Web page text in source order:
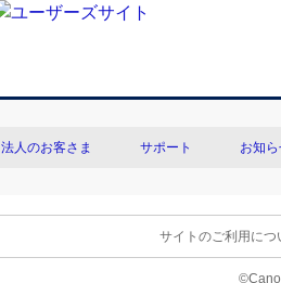
法人のお客さま サポート お知
サイトのご利用につ